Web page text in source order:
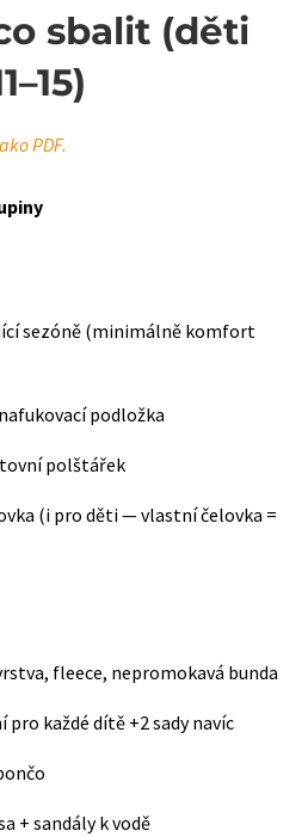
sbalit (děti
PDF.
sezóně (minimálně komfort
podložka
polštářek
(i pro děti — vlastní čelovka =
fleece, nepromokavá bunda
pro každé dítě +2 sady navíc
+ sandály k vodě